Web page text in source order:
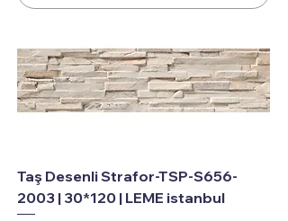
Taş Desenli Strafor-TSP-S656-
2003 | 30*120 | LEME istanbul